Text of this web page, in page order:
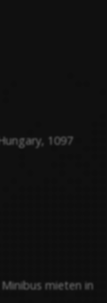
1097
mieten in